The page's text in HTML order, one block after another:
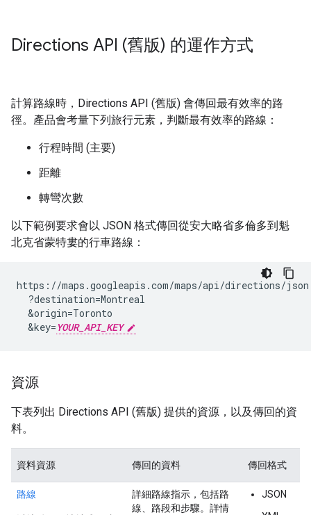
Directions API (舊版) 的運作方式
計算路線時，Directions API (舊版) 會傳回最有效率的路
徑。產品會考量下列旅行元素，判斷最有效率的路線：
行程時間 (主要)
距離
轉彎次數
以下範例要求會以 JSON 格式傳回從安大略省多倫多到魁
北克省蒙特婁的行車路線：
https://maps.googleapis.com/maps/api/directions/json
  ?destination=Montreal
  &origin=Toronto
  &key=
YOUR_API_KEY
資源
下表列出 Directions API (舊版) 提供的資源，以及傳回的資
料。
資料資源 傳回的資料 傳回格式
路線
詳細路線指示，包括路
線、路段和步驟。詳情
JSON